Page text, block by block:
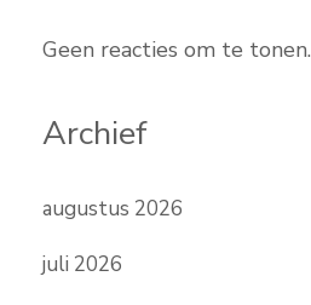
Geen reacties om te tonen.
Archief
augustus 2026
juli 2026